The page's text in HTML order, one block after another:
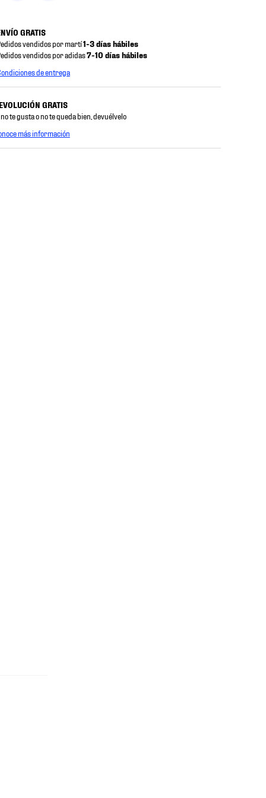
GRATIS
vendidos por martí1-3 días hábiles
vendidos por adidas7-10 días hábiles
de entrega
GRATIS
te gusta o no te queda bien, devuélvelo
más información